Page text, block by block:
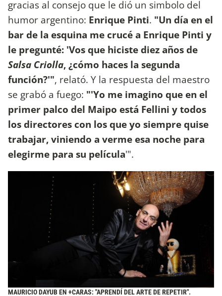
gracias al consejo que le dió un simbolo del
humor argentino: Enrique Pinti. "Un día en el
bar de la esquina me crucé a Enrique Pinti y
le pregunté: 'Vos que hiciste diez años de
Salsa Criolla, ¿cómo haces la segunda
función?'", relató. Y la respuesta del maestro
se grabó a fuego: "'Yo me imagino que en el
primer palco del Maipo está Fellini y todos
los directores con los que yo siempre quise
trabajar,viniendo a verme esa noche para
elegirme para su película'".
MAURICIO DAYUB EN +CARAS: "APRENDÍ DEL ARTE DE REPETIR".